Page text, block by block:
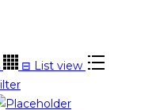
⊟ List view